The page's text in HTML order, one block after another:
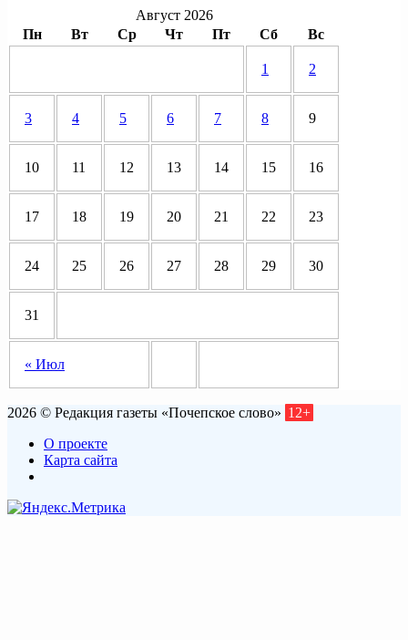
Август 2026
Пн
Вт Ср Чт Пт Сб Вс
« Июл
1 2
3 4 5 6 7 8 9
10 11 12 13 14 15 16
17 18 19 20 21 22 23
24 25 26 27 28 29 30
31
2026 © Редакция газеты «Почепское слово» 12+
О проекте
Карта сайта